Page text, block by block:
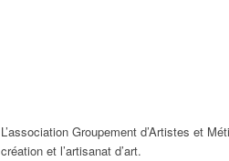
L’association Groupement d’Artistes et
création et l’artisanat d’art.